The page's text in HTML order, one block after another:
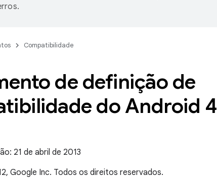
Compatibilidade
de definição de
do Android 4
21 de abril de 2013
Google Inc. Todos os direitos reservados.